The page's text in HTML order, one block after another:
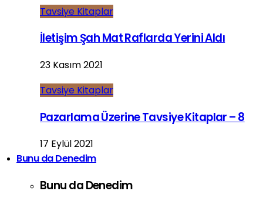
Tavsiye Kitaplar
İletişim Şah Mat Raflarda Yerini Aldı
23 Kasım 2021
Tavsiye Kitaplar
Pazarlama Üzerine Tavsiye Kitaplar – 8
17 Eylül 2021
Bunu da Denedim
Bunu da Denedim